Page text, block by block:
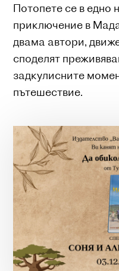
Потопете се в едно
приключение в
двама автори,
споделят
задкулисните
пътешествие.